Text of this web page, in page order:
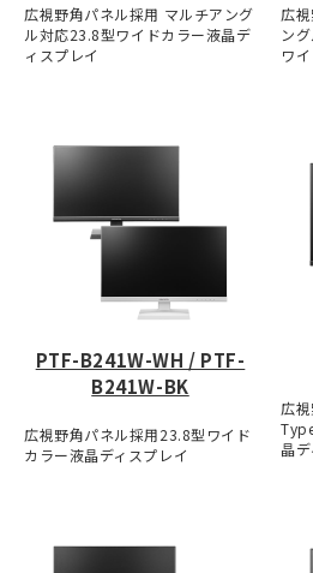
広視野角パネル採用 マルチアング
ル対応23.8型ワイドカラー液晶デ
ィスプレイ
広
ン
ワ
PTF-B241W-WH / PTF-
B241W-BK
広視野角パネル採用23.8型ワイド
カラー液晶ディスプレイ
広
晶